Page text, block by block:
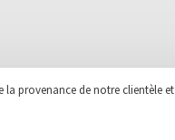
provenance de notre clientèle et